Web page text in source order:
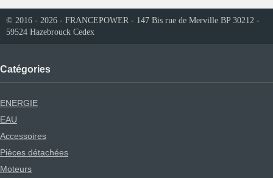
© 2016 - 2026 - FRANCEPOWER - 147 Bis rue de Merville BP 30212 -
59524 Hazebrouck Cedex
Catégories
ENERGIE
EAU
Accessoires
Pièces détachées
Moteurs